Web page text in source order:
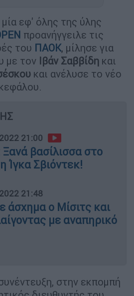
εφ' όλης της ύλης
προανήγγειλε τις
του ΠΑΟΚ, μίλησε για
με τον Ιβάν Σαββίδη και
και ανέλυσε το νέο
21:00
βασίλισσα στο
Ίγκα Σβιόντεκ!
21:48
άσχημα ο Μίσιτς και
με αναπηρικό
στην εκπομπή